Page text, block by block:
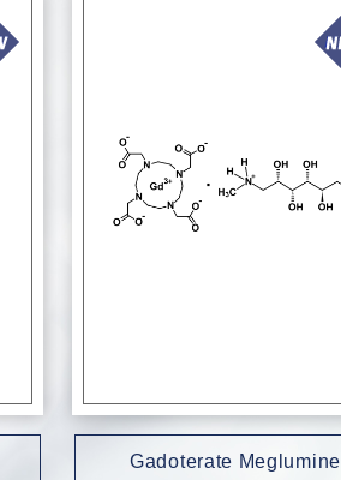
Gadoterate Meglumine